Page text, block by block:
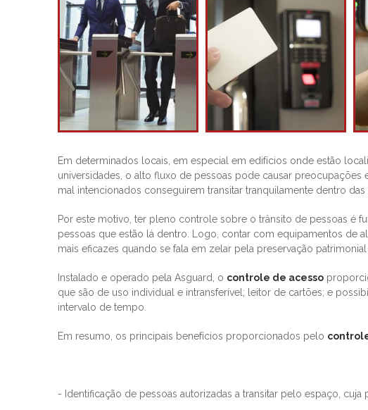
Em determinados locais, em especial em edifícios onde estão
universidades, o alto fluxo de pessoas pode causar
mal intencionados conseguirem transitar tranquilamente dentro
Por este motivo, ter pleno controle sobre o trânsito de pessoas é
pessoas que estão lá dentro. Logo, contar com equipamentos de
mais eficazes quando se fala em zelar pela preservação
Instalado e operado pela Asguard, o controle de acesso
que são de uso individual e intransferível; leitor de cartões; e
intervalo de tempo.
Em resumo, os principais benefícios proporcionados pelo
- Identificação de pessoas autorizadas a transitar pelo espaço,